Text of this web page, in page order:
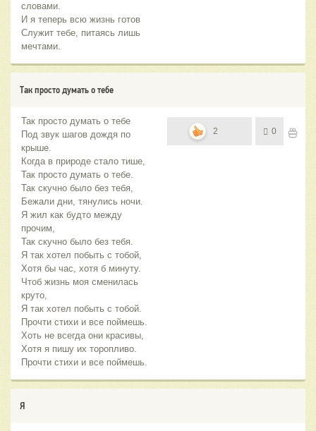
словами.
И я теперь всю жизнь готов
Служит тебе, питаясь лишь
мечтами.
Так просто думать о тебе
Так просто думать о тебе
Под звук шагов дождя по
крыше.
Когда в природе стало тише,
Так просто думать о тебе.
Так скучно было без тебя,
Бежали дни, тянулись ночи.
Я жил как будто между
прочим,
Так скучно было без тебя.
Я так хотел побыть с тобой,
Хотя бы час, хотя б минуту.
Чтоб жизнь моя сменилась
круто,
Я так хотел побыть с тобой.
Прочти стихи и все поймешь.
Хоть не всегда они красивы,
Хотя я пишу их торопливо.
Прочти стихи и все поймешь.
2 0
Я